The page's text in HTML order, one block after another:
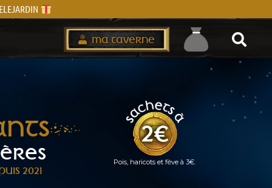
MA TAVERNE
2021
Pois, haricots et fève à 3€.